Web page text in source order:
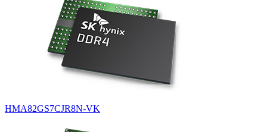
HMA82GS7CJR8N-VK